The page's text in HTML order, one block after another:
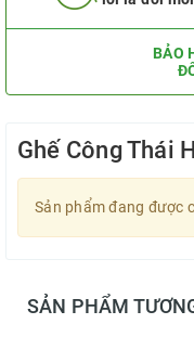
BẢO
Ghế Công Thái
Sản phẩm đang được
SẢN PHẨM